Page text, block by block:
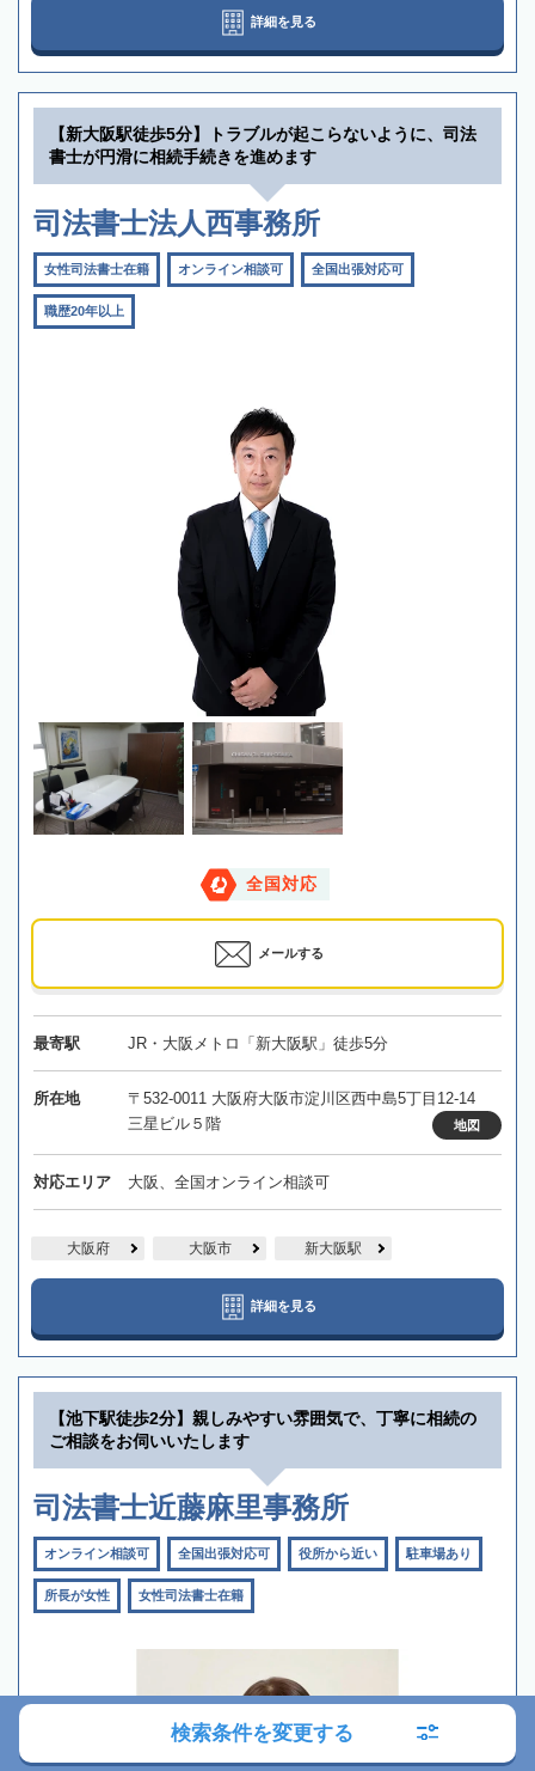
詳細を見る
【新大阪駅徒歩5分】トラブルが起こらないように、司法
書士が円滑に相続手続きを進めます
司法書士法人西事務所
女性司法書士在籍 オンライン相談可 全国出張対応可
職歴20年以上
全国対応
メールする
最寄駅 JR・大阪メトロ「新大阪駅」徒歩5分
所在地
〒532-0011 大阪府大阪市淀川区西中島5丁目12-14
三星ビル５階
地図
対応エリア 大阪、全国オンライン相談可
大阪府 大阪市 新大阪駅
詳細を見る
【池下駅徒歩2分】親しみやすい雰囲気で、丁寧に相続の
ご相談をお伺いいたします
司法書士近藤麻里事務所
オンライン相談可 全国出張対応可 役所から近い 駐車場あり
所長が女性 女性司法書士在籍
検索条件を変更する